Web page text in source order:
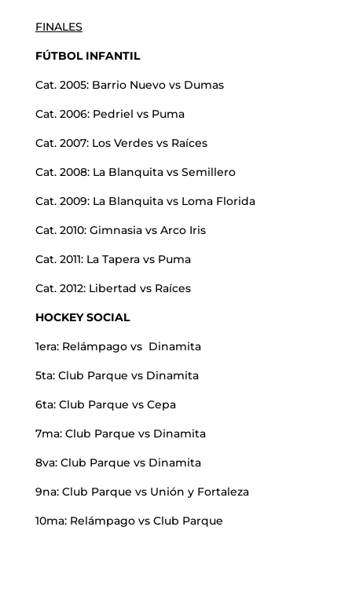
FINALES
FÚTBOL INFANTIL
Cat. 2005: Barrio Nuevo vs Dumas
Cat. 2006: Pedriel vs Puma
Cat. 2007: Los Verdes vs Raíces
Cat. 2008: La Blanquita vs Semillero
Cat. 2009: La Blanquita vs Loma Florida
Cat. 2010: Gimnasia vs Arco Iris
Cat. 2011: La Tapera vs Puma
Cat. 2012: Libertad vs Raíces
HOCKEY SOCIAL
1era: Relámpago vs Dinamita
5ta: Club Parque vs Dinamita
6ta: Club Parque vs Cepa
7ma: Club Parque vs Dinamita
8va: Club Parque vs Dinamita
9na: Club Parque vs Unión y Fortaleza
10ma: Relámpago vs Club Parque